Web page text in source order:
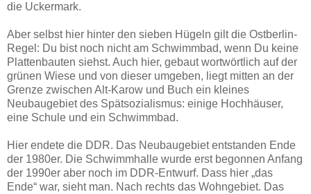
die Uckermark.
Aber selbst hier hinter den sieben Hügeln gilt die Ostberlin-
Regel: Du bist noch nicht am Schwimmbad, wenn Du keine
Plattenbauten siehst. Auch hier, gebaut wortwörtlich auf der
grünen Wiese und von dieser umgeben, liegt mitten an der
Grenze zwischen Alt-Karow und Buch ein kleines
Neubaugebiet des Spätsozialismus: einige Hochhäuser,
eine Schule und ein Schwimmbad.
Hier endete die DDR. Das Neubaugebiet entstanden Ende
der 1980er. Die Schwimmhalle wurde erst begonnen Anfang
der 1990er aber noch im DDR-Entwurf. Dass hier „das
Ende“ war, sieht man. Nach rechts das Wohngebiet. Das